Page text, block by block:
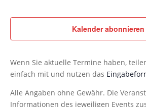
Kalender abonnieren
Wenn Sie aktuelle Termine haben,
einfach mit und nutzen das
Alle Angaben ohne Gewähr. Die
Informationen des jeweiligen Events